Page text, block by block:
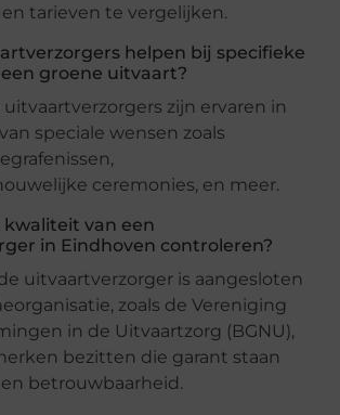
tarieven te vergelijken.
helpen bij specifieke
groene uitvaart?
uitvaartverzorgers zijn ervaren in
speciale wensen zoals
ceremonies, en meer.
kwaliteit van een
in Eindhoven controleren?
uitvaartverzorger is aangesloten
zoals de Vereniging
in de Uitvaartzorg (BGNU),
bezitten die garant staan
betrouwbaarheid.